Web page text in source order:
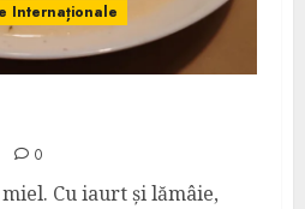
Internaționale
0
Cu iaurt și lămâie,